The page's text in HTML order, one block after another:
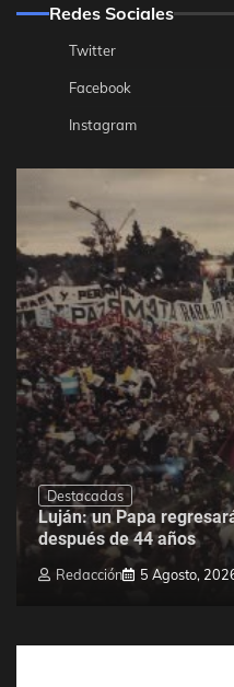
Redes Sociales
Twitter
Facebook
Instagram
Destacadas
Luján: un Papa
después de 44 años
Redacción 5 Agosto,